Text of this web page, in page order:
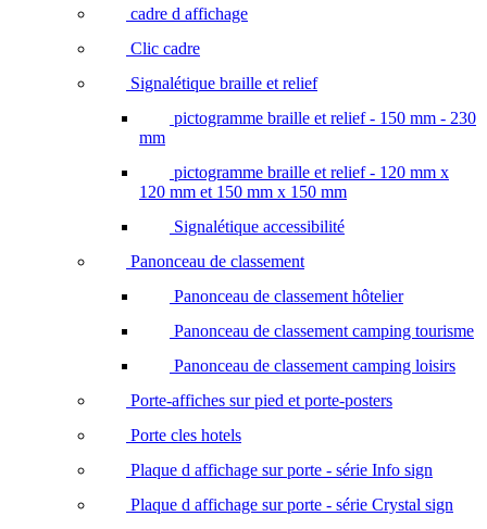
cadre d affichage
Clic cadre
Signalétique braille et relief
pictogramme braille et relief - 150 mm - 230
mm
pictogramme braille et relief - 120 mm x
120 mm et 150 mm x 150 mm
Signalétique accessibilité
Panonceau de classement
Panonceau de classement hôtelier
Panonceau de classement camping tourisme
Panonceau de classement camping loisirs
Porte-affiches sur pied et porte-posters
Porte cles hotels
Plaque d affichage sur porte - série Info sign
Plaque d affichage sur porte - série Crystal sign